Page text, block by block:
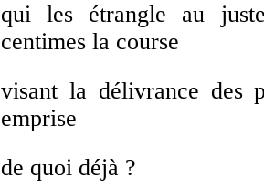
qui les étrangle au
centimes la course
visant la délivrance des
emprise
de quoi déjà ?